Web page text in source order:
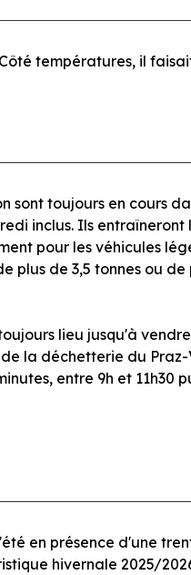
températures, il
toujours en cours
inclus. Ils
pour les véhicules
plus de 3,5 tonnes ou
lieu jusqu'à
la déchetterie du
entre 9h et 11h30
en présence d'une
hivernale 2025/